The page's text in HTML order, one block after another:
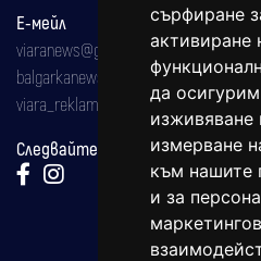
сърфиране
активиране
да
изживяване
измерване
към нашите
и за
Е-мейл
viaranews@gmail.com
balgarkanews@gmail.com
viara_reklama@mail.bg
Следвайте ни: